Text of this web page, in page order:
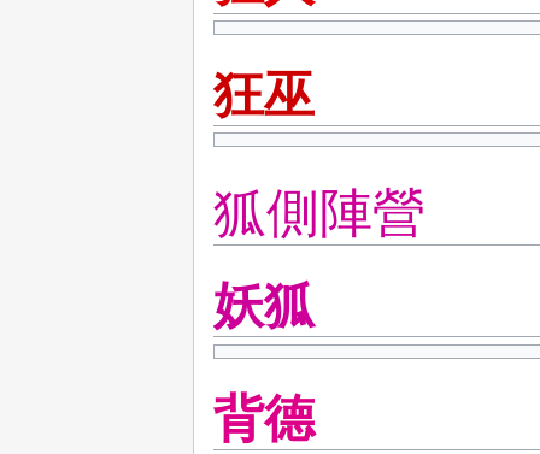
狂巫
狐側陣營
妖狐
背德